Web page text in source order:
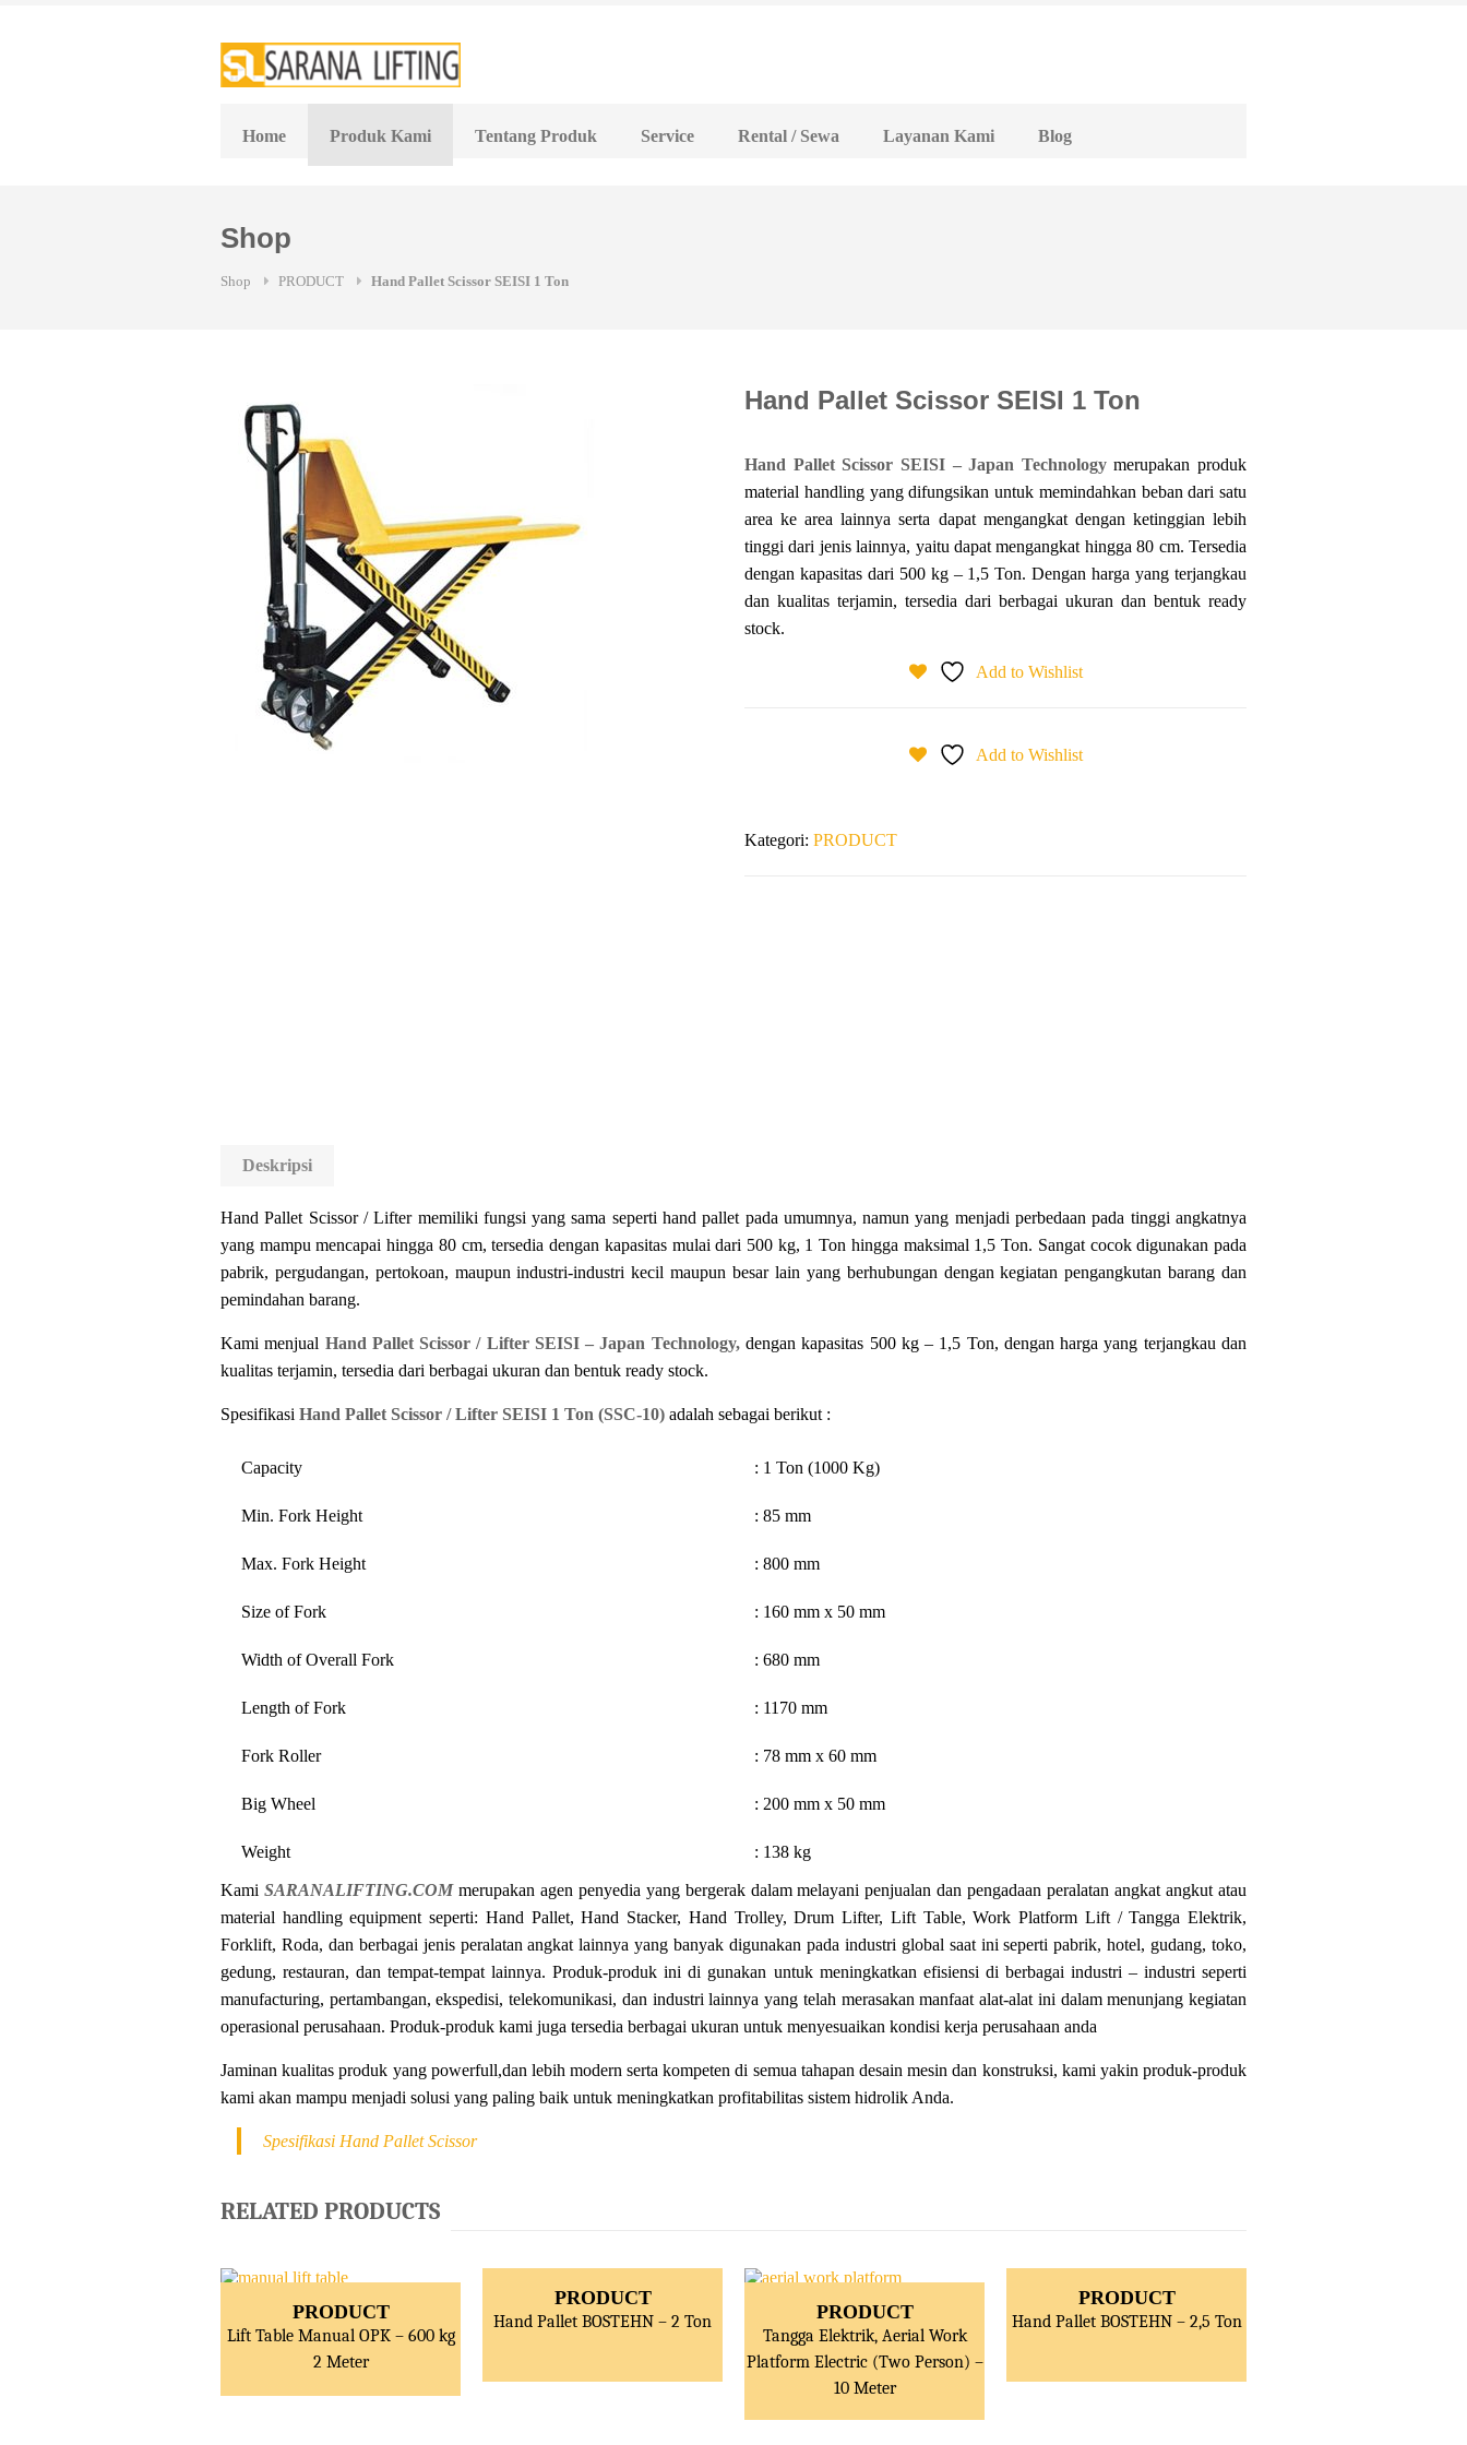
Home Produk Kami Tentang Produk Service Rental / Sewa Layanan Kami Blog
Shop
Shop PRODUCT Hand Pallet Scissor SEISI 1 Ton
Hand Pallet Scissor SEISI 1 Ton
Hand Pallet Scissor SEISI – Japan Technologymerupakan produk
material handling yang difungsikan untuk memindahkan beban dari satu
area ke area lainnya serta dapat mengangkat dengan ketinggian lebih
tinggi dari jenis lainnya, yaitu dapat mengangkat hingga 80 cm. Tersedia
dengan kapasitas dari 500 kg – 1,5 Ton. Dengan harga yang terjangkau
dan kualitas terjamin, tersedia dari berbagai ukuran dan bentuk ready
stock.
Add to Wishlist
Add to Wishlist
Kategori: PRODUCT
Deskripsi
Hand Pallet Scissor / Lifter memiliki fungsi yang sama seperti hand pallet pada umumnya, namun yang menjadi perbedaan pada tinggi angkatnya
yang mampu mencapai hingga 80 cm, tersedia dengan kapasitas mulai dari 500 kg, 1 Ton hingga maksimal 1,5 Ton. Sangat cocok digunakan pada
pabrik, pergudangan, pertokoan, maupun industri-industri kecil maupun besar lain yang berhubungan dengan kegiatan pengangkutan barang dan
pemindahan barang.
Kami menjual Hand Pallet Scissor / Lifter SEISI – Japan Technology,dengan kapasitas 500 kg – 1,5 Ton, dengan harga yang terjangkau dan
kualitas terjamin, tersedia dari berbagai ukuran dan bentuk ready stock.
Spesifikasi Hand Pallet Scissor / Lifter SEISI 1 Ton (SSC-10) adalah sebagai berikut :
Capacity : 1 Ton (1000 Kg)
Min. Fork Height : 85 mm
Max. Fork Height : 800 mm
Size of Fork : 160 mm x 50 mm
Width of Overall Fork : 680 mm
Length of Fork : 1170 mm
Fork Roller : 78 mm x 60 mm
Big Wheel : 200 mm x 50 mm
Weight : 138 kg
Kami SARANALIFTING.COMmerupakan agen penyedia yang bergerak dalam melayani penjualan dan pengadaan peralatan angkat angkut atau
material handling equipment seperti: Hand Pallet, Hand Stacker, Hand Trolley, Drum Lifter, Lift Table, Work Platform Lift / Tangga Elektrik,
Forklift, Roda, dan berbagai jenis peralatan angkat lainnya yang banyak digunakan pada industri global saat ini seperti pabrik, hotel, gudang, toko,
gedung, restauran, dan tempat-tempat lainnya. Produk-produk ini di gunakan untuk meningkatkan efisiensi di berbagai industri – industri seperti
manufacturing, pertambangan, ekspedisi, telekomunikasi, dan industri lainnya yang telah merasakan manfaat alat-alat ini dalam menunjang kegiatan
operasional perusahaan. Produk-produk kami juga tersedia berbagai ukuran untuk menyesuaikan kondisi kerja perusahaan anda
Jaminan kualitas produk yang powerfull,dan lebih modern serta kompeten di semua tahapan desain mesin dan konstruksi, kami yakin produk-produk
kami akan mampu menjadi solusi yang paling baik untuk meningkatkan profitabilitas sistem hidrolik Anda.
Spesifikasi Hand Pallet Scissor
RELATED PRODUCTS
PRODUCT
Lift Table Manual OPK – 600 kg
2 Meter
PRODUCT
Hand Pallet BOSTEHN – 2 Ton PRODUCT
Tangga Elektrik, Aerial Work
Platform Electric (Two Person) –
10 Meter
PRODUCT
Hand Pallet BOSTEHN – 2,5 Ton